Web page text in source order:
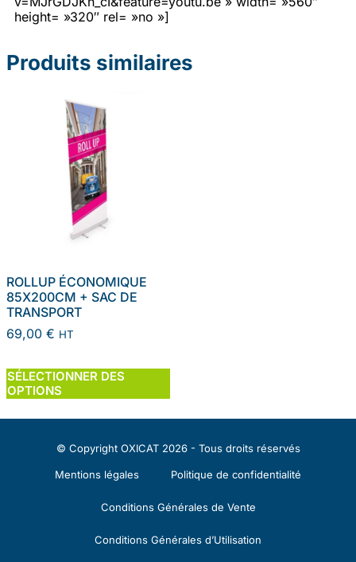
height= »320″ rel= »no »]
Produits similaires
ROLLUP ÉCONOMIQUE
85X200CM + SAC DE
TRANSPORT
69,00 € HT
SÉLECTIONNER DES
OPTIONS
© Copyright OXICAT 2026 - Tous droits réservés
Mentions légales Politique de confidentialité
Conditions Générales de Vente
Conditions Générales d’Utilisation